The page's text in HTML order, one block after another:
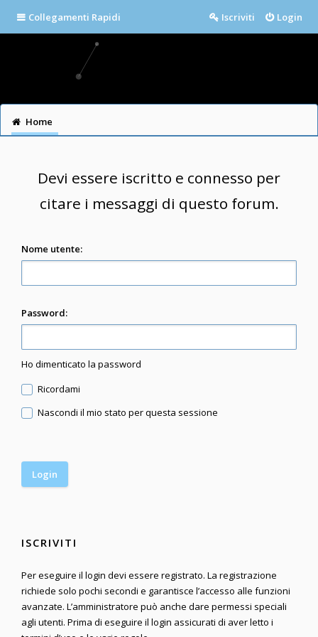
Collegamenti Rapidi Login
Iscriviti
Home
Devi essere iscritto e connesso per
citare i messaggi di questo forum.
Nome utente:
Password:
Ho dimenticato la password
Ricordami
Nascondi il mio stato per questa sessione
ISCRIVITI
Per eseguire il login devi essere registrato. La registrazione
richiede solo pochi secondi e garantisce l’accesso alle funzioni
avanzate. L’amministratore può anche dare permessi speciali
agli utenti. Prima di eseguire il login assicurati di aver letto i